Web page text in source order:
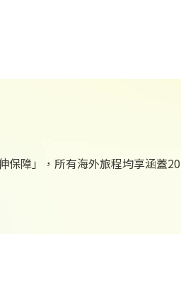
保障」，所有海外旅程均享涵蓋